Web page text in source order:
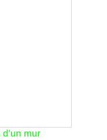
d'un mur